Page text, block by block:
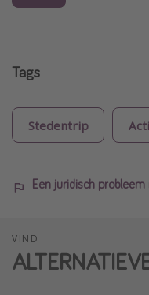
Tags
Stedentrip
Een juridisch
VIND